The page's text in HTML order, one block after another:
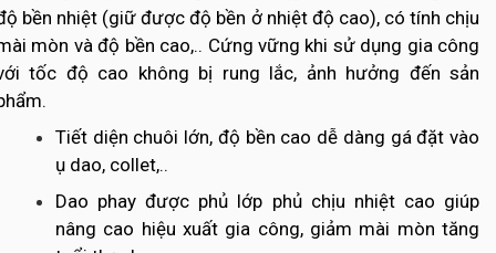
bền nhiệt (giữ được độ bền ở nhiệt độ cao), có tính chịu
mòn và độ bền cao,.. Cứng vững khi sử dụng gia công
tốc độ cao không bị rung lắc, ảnh hưởng đến sản
Tiết diện chuôi lớn, độ bền cao dễ dàng gá đặt vào
ụ dao, collet,..
Dao phay được phủ lớp phủ chịu nhiệt cao giúp
nâng cao hiệu xuất gia công, giảm mài mòn tăng